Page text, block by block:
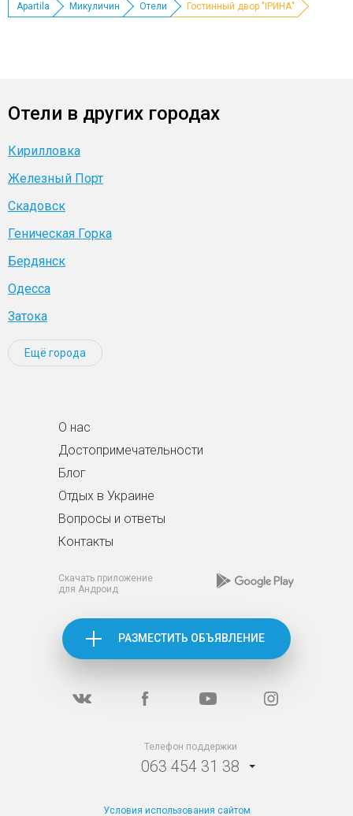
Apartila Микуличин Отели Гостинный двор "ІРИНА"
Отели в других городах
Кирилловка
Железный Порт
Скадовск
Геническая Горка
Бердянск
Одесса
Затока
Ещё города
О нас
Достопримечательности
Блог
Отдых в Украине
Вопросы и ответы
Контакты
Скачать приложение
для Андроид
РАЗМЕСТИТЬ ОБЪЯВЛЕНИЕ
Телефон поддержки
063 454 31 38
Условия использования сайтом